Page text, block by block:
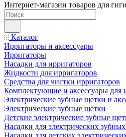
Интернет-магазин товаров для
Каталог
Ирригаторы и аксессуары
Ирригаторы
Насадки для ирригаторов
Жидкости для ирригаторов
Средства для чистки ирригаторов
Комплектующие и аксессуары для
Электрические зубные щетки и
Электрические зубные щетки
Детские электрические зубные
Насадки для электрических
Насадки для детских